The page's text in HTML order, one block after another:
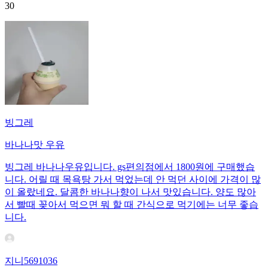
30
빙그레
바나나맛 우유
빙그레 바나나우유입니다. gs편의점에서 1800원에 구매했습
니다. 어릴 때 목욕탕 가서 먹었는데 안 먹던 사이에 가격이 많
이 올랐네요. 달콤한 바나나향이 나서 맛있습니다. 양도 많아
서 빨때 꽂아서 먹으면 뭐 할 때 간식으로 먹기에는 너무 좋습
니다.
지니5691036